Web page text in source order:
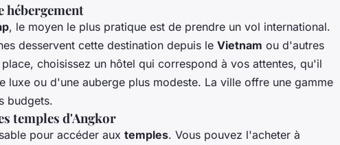
hébergement
, le moyen le plus pratique est de prendre un vol international.
desservent cette destination depuis le Vietnam ou d'autres
choisissez un hôtel qui correspond à vos attentes, qu'il
luxe ou d'une auberge plus modeste. La ville offre une gamme
budgets.
temples d'Angkor
pour accéder aux temples. Vous pouvez l'acheter à